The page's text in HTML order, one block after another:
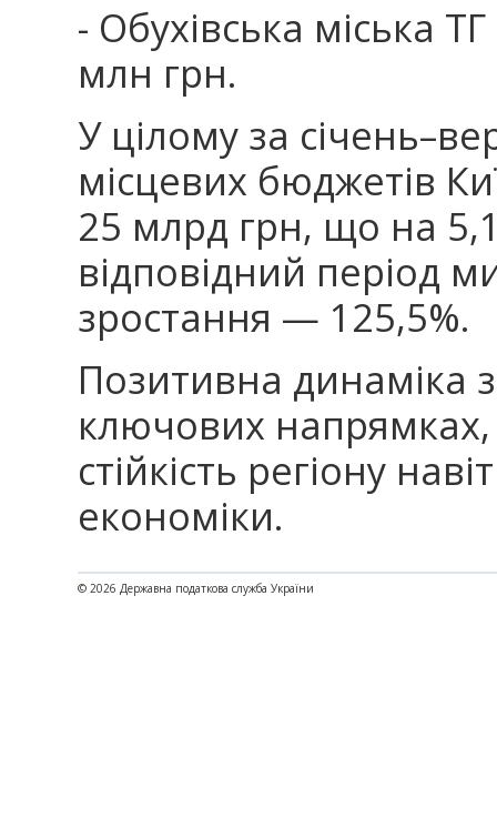
- Обухівська міська
млн грн.
У цілому за
місцевих бюджетів
25 млрд грн, що на
відповідний період
зростання — 125,5%.
Позитивна динаміка
ключових
стійкість регіону
економіки.
© 2026 Державна податкова служба України